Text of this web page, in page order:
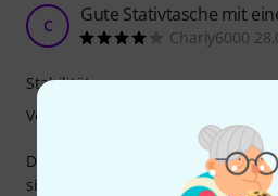
C Gute Stativtasche mit
Charly6000
Diese Stativtasche als auch die
sind beide wertige Stativtaschen
Stabilität
Verarbeitung